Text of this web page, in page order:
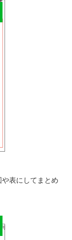
表にしてまとめ